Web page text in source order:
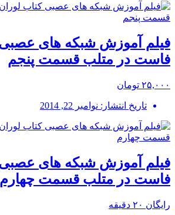
فیلم آموزش شبکه های عصبی
فاست در متلب قسمت پنجم
۲۵,۰۰۰ تومان
تاریخ انتشار: نوامبر 22, 2014
فیلم آموزش شبکه های عصبی
فاست در متلب قسمت چهارم
رایگان ۲۰ دقیقه